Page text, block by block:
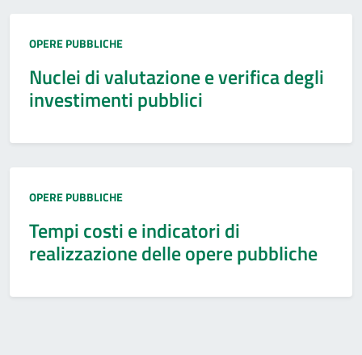
Tipo:
OPERE PUBBLICHE
Nuclei di valutazione e verifica degli
investimenti pubblici
Tipo:
OPERE PUBBLICHE
Tempi costi e indicatori di
realizzazione delle opere pubbliche